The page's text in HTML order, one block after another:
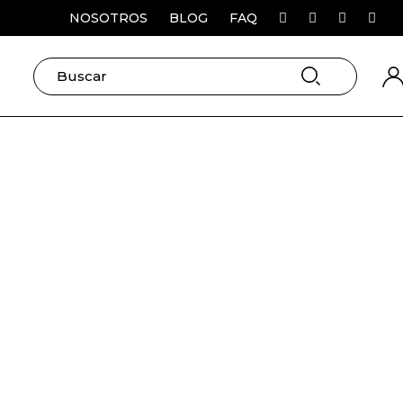
NOSOTROS BLOG FAQ
SEARCH